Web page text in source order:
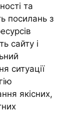
та
посилань з
сайту і
ситуації
якісних,